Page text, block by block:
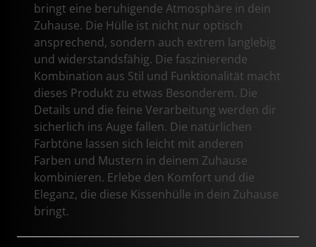
bringt eine beruhigende Atmosphäre in dein
Zuhause. Die Hülle ist nicht nur optisch
ansprechend, sondern auch extrem langlebig
und widerstandsfähig. Die faszinierende
Kombination aus Stil und Funktionalität macht
dieses Produkt zu etwas Besonderem. Die
Details und die feine Verarbeitung werden dir
sicherlich ins Auge fallen. Die natürlichen
Farbtöne lassen sich leicht mit anderen
Farben und Mustern in deinem Zuhause
kombinieren. Erlebe den Komfort und die
Eleganz, die diese Kissenhülle in dein Zuhause
bringt.